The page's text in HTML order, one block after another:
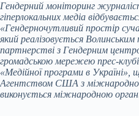
Гендерний моніторинг
гіперлокальних медіа
«Гендерночутливий простір
який реалізовується Волинським
партнерстві з Гендерним
громадською мережею прес-
«Медійної програми в Україні»,
Агентством США з
виконується міжнародною